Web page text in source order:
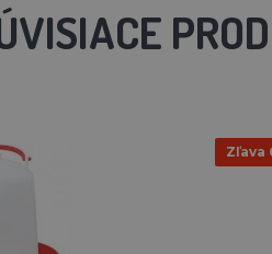
Zľava